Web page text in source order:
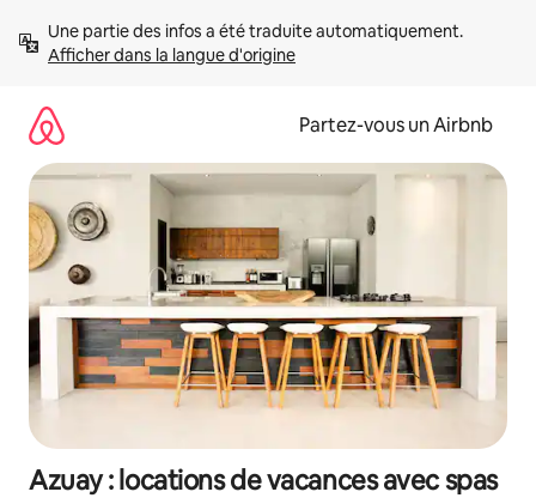
directement
Afficher dans la langue d'origine
Partez-vous un Airbnb
Azuay : locations de vacances avec spas